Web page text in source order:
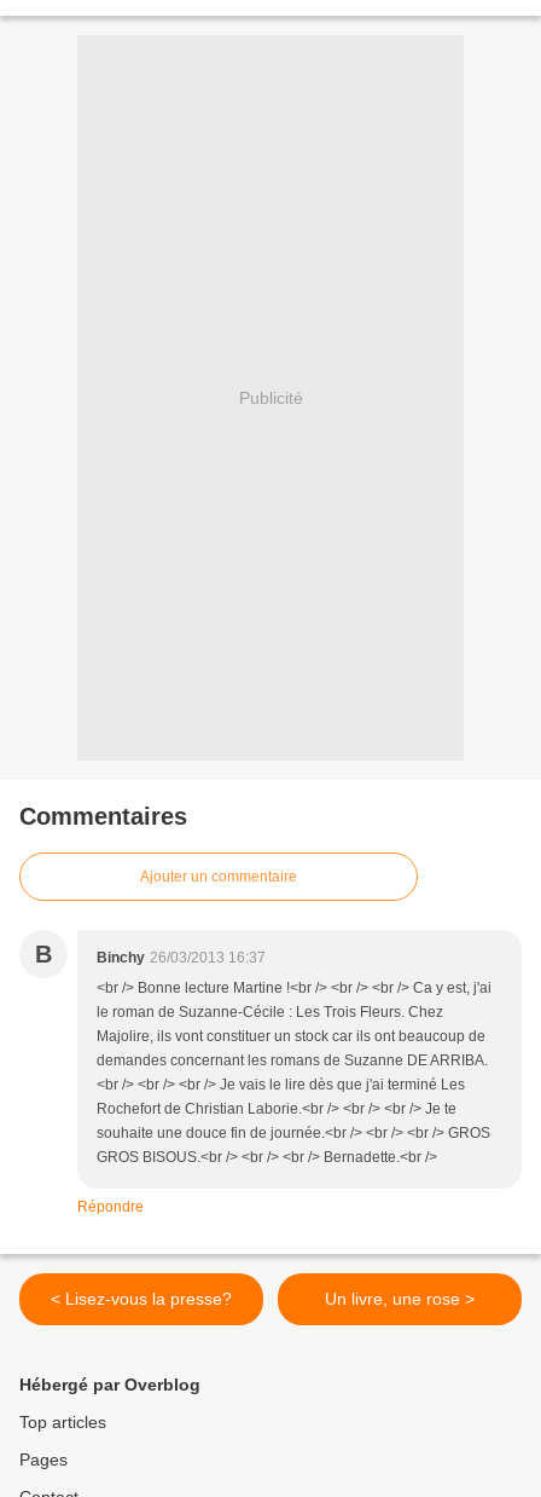
Publicité
Commentaires
Ajouter un commentaire
B Binchy 26/03/2013 16:37
<br /> Bonne lecture Martine !<br /> <br /> <br /> Ca y est, j'ai
le roman de Suzanne-Cécile : Les Trois Fleurs. Chez
Majolire, ils vont constituer un stock car ils ont beaucoup de
demandes concernant les romans de Suzanne DE ARRIBA.
<br /> <br /> <br /> Je vais le lire dès que j'ai terminé Les
Rochefort de Christian Laborie.<br /> <br /> <br /> Je te
souhaite une douce fin de journée.<br /> <br /> <br /> GROS
GROS BISOUS.<br /> <br /> <br /> Bernadette.<br />
Répondre
< Lisez-vous la presse? Un livre, une rose >
Hébergé par Overblog
Top articles
Pages